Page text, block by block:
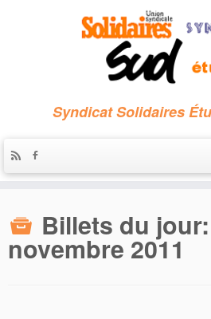
Syndicat Solidaires
Billets du jour:
novembre 2011